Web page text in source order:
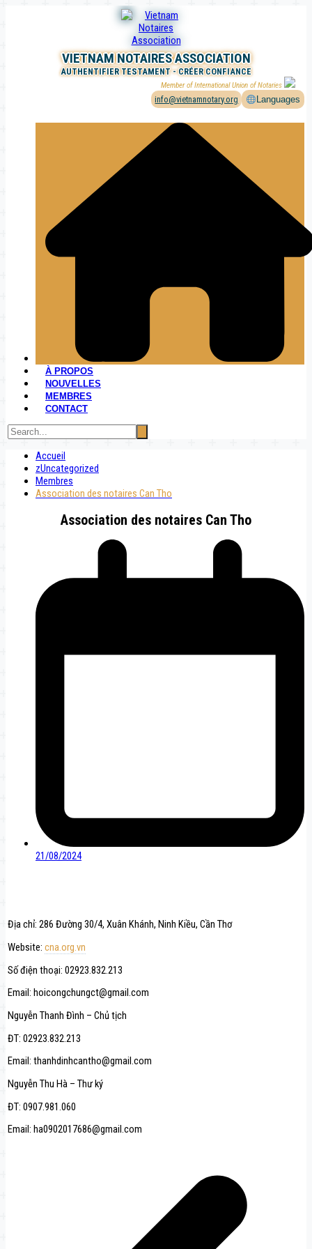
VIETNAM NOTAIRES ASSOCIATION
AUTHENTIFIER TESTAMENT - CRÉER CONFIANCE
Member of International Union of Notaries
info@vietnamnotary.org Languages
À PROPOS
NOUVELLES
MEMBRES
CONTACT
Accueil
zUncategorized
Membres
Association des notaires Can Tho
Association des notaires Can Tho
21/08/2024
Địa chỉ: 286 Đường 30/4, Xuân Khánh, Ninh Kiều, Cần Thơ
Website: cna.org.vn
Số điện thoại: 02923.832.213
Email: hoicongchungct@gmail.com
Nguyễn Thanh Đình – Chủ tịch
ĐT: 02923.832.213
Email: thanhdinhcantho@gmail.com
Nguyễn Thu Hà – Thư ký
ĐT: 0907.981.060
Email: ha0902017686@gmail.com